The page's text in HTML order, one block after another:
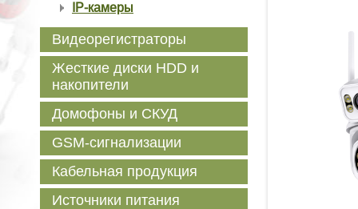
IP-камеры
Видеорегистраторы
Жесткие диски HDD и
накопители
Домофоны и СКУД
GSM-сигнализации
Кабельная продукция
Источники питания